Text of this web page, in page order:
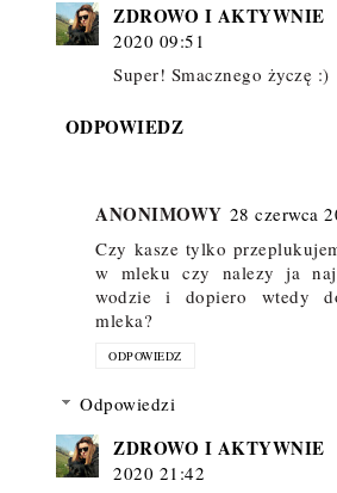
ZDROWO I AKTYWNIE
2020 09:51
Super! Smacznego życzę :)
ODPOWIEDZ
ANONIMOWY 28 czerwca
Czy kasze tylko
w mleku czy nalezy ja
wodzie i dopiero wtedy
mleka?
ODPOWIEDZ
Odpowiedzi
ZDROWO I AKTYWNIE
2020 21:42